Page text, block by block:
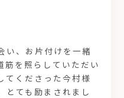
い、お片付けを一緒
筋を照らしていただい
てくださった今村様
とても励まされまし